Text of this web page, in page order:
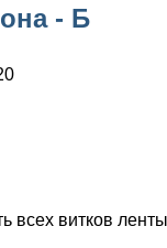
- Б
всех витков